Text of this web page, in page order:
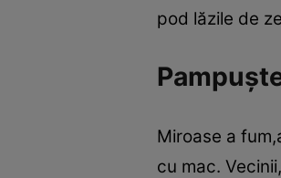
pod lăzile de
Miroase a
cu mac.